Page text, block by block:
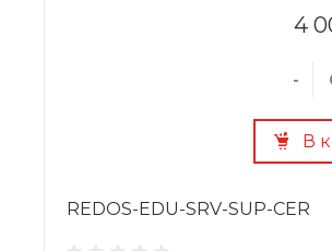
4
-
В
REDOS-EDU-SRV-SUP-CER